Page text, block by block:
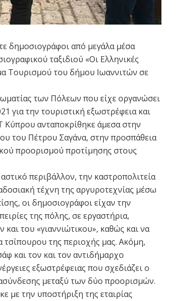
δημοσιογράφοι από μεγάλα μέσα
ταξιδιού «Οι Ελληνικές
Τουρισμού του δήμου Ιωαννιτών σε
των Πόλεων που είχε οργανώσει
για την τουριστική εξωστρέφεια και
ανταποκρίθηκε άμεσα στην
του Πέτρου Σαγάνα, στην προσπάθεια
προορισμού προτίμησης στους
περιβάλλον, την καστροπολιτεία
τέχνη της αργυροτεχνίας μέσω
οι δημοσιογράφοι είχαν την
της πόλης, σε εργαστήρια,
του «γιαννιώτικου», καθώς και να
της περιοχής μας. Ακόμη,
και τον και τον αντιδήμαρχο
εξωστρέφειας που σχεδιάζει ο
μεταξύ των δύο προορισμών.
με την υποστήριξη της εταιρίας